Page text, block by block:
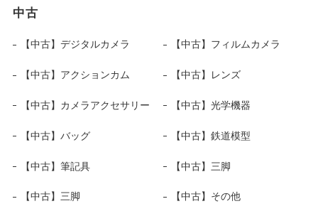
中古
【中古】デジタルカメラ 【中古】フィルムカメラ
【中古】アクションカム 【中古】レンズ
【中古】カメラアクセサリー 【中古】光学機器
【中古】バッグ 【中古】鉄道模型
【中古】筆記具 【中古】三脚
【中古】三脚 【中古】その他